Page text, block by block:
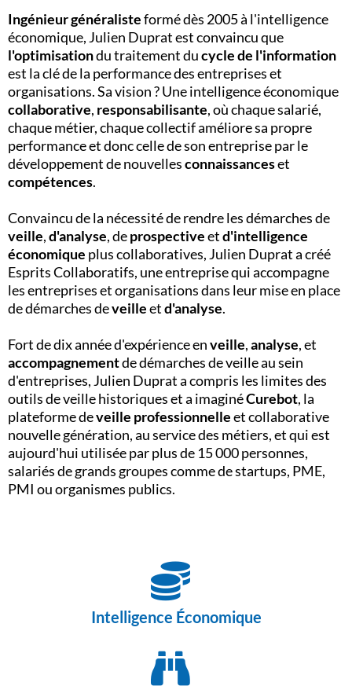
Ingénieur généralisteformé dès 2005 à l'intelligence
économique, Julien Duprat est convaincu que
l'optimisationdu traitement ducycle de l'information
est la clé de la performance des entreprises et
organisations. Sa vision ? Une intelligence économique
collaborative, responsabilisante, où chaque salarié,
chaque métier, chaque collectif améliore sa propre
performance et donc celle de son entreprise par le
développement de nouvellesconnaissanceset
compétences.
Convaincu de la nécessité de rendre les démarches de
veille,d'analyse, deprospectiveetd'intelligence
économique plus collaboratives, Julien Duprat a créé
Esprits Collaboratifs, une entreprise qui accompagne
les entreprises et organisations dans leur mise en place
de démarches deveilleetd'analyse.
Fort de dix année d'expérience enveille,analyse, et
accompagnementde démarches de veille au sein
d'entreprises, Julien Duprat a compris les limites des
outils de veille historiques et a imaginéCurebot, la
plateforme deveille professionnelleet collaborative
nouvelle génération, au service des métiers, et qui est
aujourd'hui utilisée par plus de 15 000 personnes,
salariés de grands groupes comme de startups, PME,
PMI ou organismes publics.
Intelligence Économique